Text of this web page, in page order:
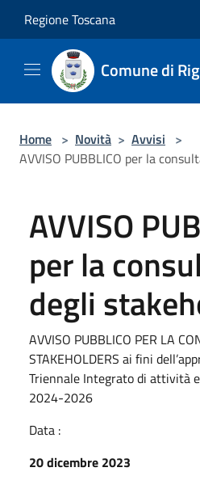
Regione Toscana
Comune di
Home > Novità > Avvisi >
AVVISO PUBBLICO per la
AVVISO
per la
degli
AVVISO PUBBLICO PER LA
STAKEHOLDERS ai fini
Triennale Integrato di attività
2024-2026
Data :
20 dicembre 2023